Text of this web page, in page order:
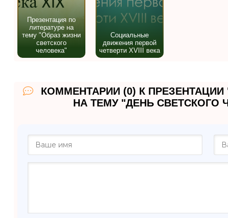
Презентация по
литературе на
тему "Образ жизни
светского
человека"
Социальные
движения первой
четверти XVIII века
КОММЕНТАРИИ (0) К
НА ТЕМУ "ДЕНЬ СВЕТСКОГО